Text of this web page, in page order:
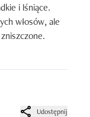
i lśniące.
włosów, ale
Udostępnij